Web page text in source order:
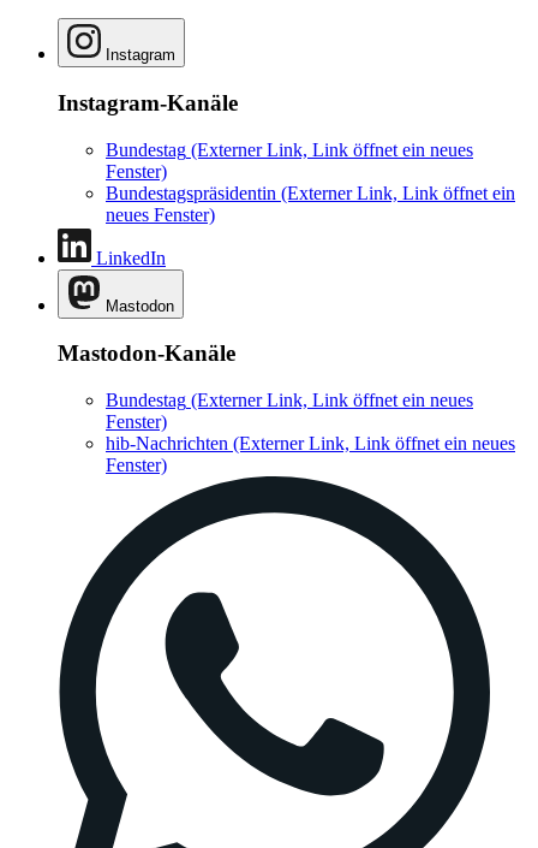
Instagram
Instagram-Kanäle
Bundestag (Externer Link, Link öffnet ein neues
Fenster)
Bundestagspräsidentin (Externer Link, Link öffnet ein
neues Fenster)
LinkedIn
Mastodon
Mastodon-Kanäle
Bundestag (Externer Link, Link öffnet ein neues
Fenster)
hib-Nachrichten (Externer Link, Link öffnet ein neues
Fenster)